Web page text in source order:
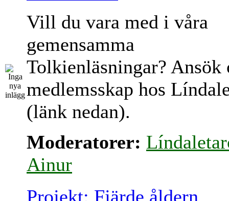
Vill du vara med i våra
gemensamma
Tolkienläsningar? Ansök
medlemsskap hos
(länk nedan).
Moderatorer:
Ainur
Projekt: Fjärde åldern